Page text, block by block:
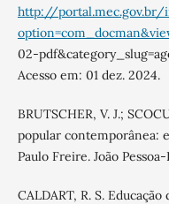
http://portal.mec.gov.br/
02-
Acesso em: 01 dez. 2024.
BRUTSCHER, V. J.;
popular contemporânea:
Paulo Freire. João
CALDART, R. S.